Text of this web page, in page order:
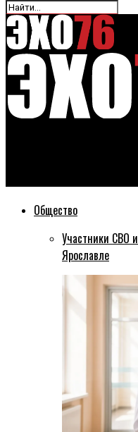
Общество
Участники СВО
Ярославле